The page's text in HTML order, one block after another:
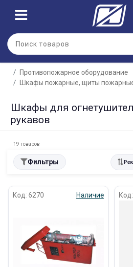
Противопожарное оборудование
Шкафы пожарные, щиты
Шкафы для
рукавов
19 товаров
Фильтры
Код: 6270 Наличие